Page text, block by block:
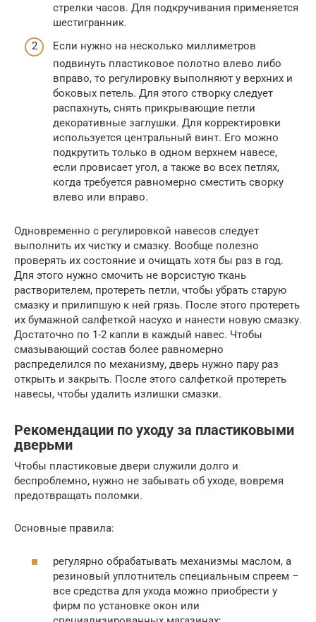
стрелки часов. Для подкручивания применяется
шестигранник.
Если нужно на несколько миллиметров
подвинуть пластиковое полотно влево либо
вправо, то регулировку выполняют у верхних и
боковых петель. Для этого створку следует
распахнуть, снять прикрывающие петли
декоративные заглушки. Для корректировки
используется центральный винт. Его можно
подкрутить только в одном верхнем навесе,
если провисает угол, а также во всех петлях,
когда требуется равномерно сместить сворку
влево или вправо.
Одновременно с регулировкой навесов следует
выполнить их чистку и смазку. Вообще полезно
проверять их состояние и очищать хотя бы раз в год.
Для этого нужно смочить не ворсистую ткань
растворителем, протереть петли, чтобы убрать старую
смазку и прилипшую к ней грязь. После этого протереть
их бумажной салфеткой насухо и нанести новую смазку.
Достаточно по 1-2 капли в каждый навес. Чтобы
смазывающий состав более равномерно
распределился по механизму, дверь нужно пару раз
открыть и закрыть. После этого салфеткой протереть
навесы, чтобы удалить излишки смазки.
Рекомендации по уходу за пластиковыми
дверьми
Чтобы пластиковые двери служили долго и
беспроблемно, нужно не забывать об уходе, вовремя
предотвращать поломки.
Основные правила:
регулярно обрабатывать механизмы маслом, а
резиновый уплотнитель специальным спреем –
все средства для ухода можно приобрести у
фирм по установке окон или